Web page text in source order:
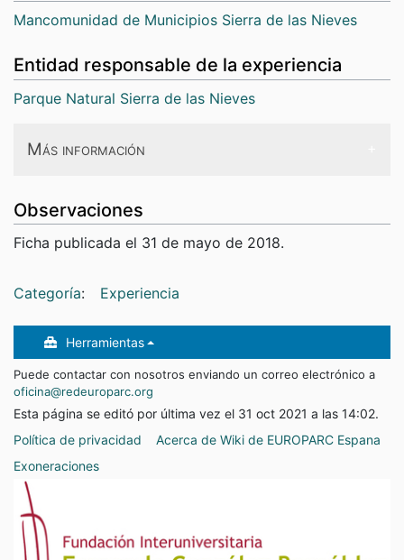
Mancomunidad de Municipios Sierra de las Nieves
Entidad responsable de la experiencia
Parque Natural Sierra de las Nieves
Más información
Innovación que aporta
Proceso de abajo a arriba para impulsar la
de Parque Nacional.
Contactos
mancomunidad@sierradelasnieves.es
Fecha de inicio y de fin
2015/02/01 - 2017/07/31 (finalizada)
Fecha de creación
31 octubre 2021 14:02:58
Observaciones
Ficha publicada el 31 de mayo de 2018.
Categoría: Experiencia
Herramientas
Puede contactar con nosotros enviando un correo electrónico a
oficina@redeuroparc.org
Esta página se editó por última vez el 31 oct 2021 a las 14:02.
Política de privacidad
Acerca de Wiki de EUROPARC Espana
Exoneraciones